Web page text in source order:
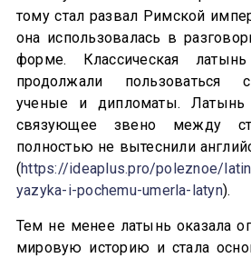
тому стал развал Римской
она использовалась в
форме. Классическая
продолжали пользоваться
ученые и дипломаты. Латынь
связующее звено между
полностью не вытеснили
(https://ideaplus.pro/poleznoe/
yazyka-i-pochemu-umerla-latyn).
Тем не менее латынь оказала
мировую историю и стала